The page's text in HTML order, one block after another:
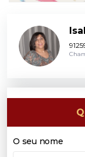
O seu nome